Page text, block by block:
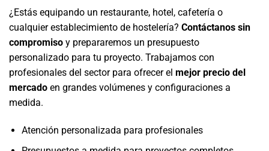
¿Estás equipando un restaurante, hotel, cafetería o
cualquier establecimiento de hostelería? Contáctanos sin
compromiso y prepararemos un presupuesto
personalizado para tu proyecto. Trabajamos con
profesionales del sector para ofrecer el mejor precio del
mercado en grandes volúmenes y configuraciones a
medida.
Atención personalizada para profesionales